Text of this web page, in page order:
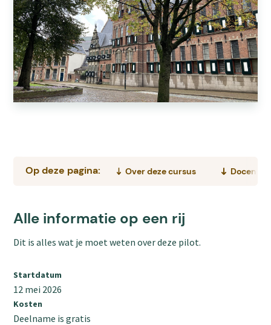
Op deze pagina: Over deze cursus Docent
Alle informatie op een rij
Dit is alles wat je moet weten over deze pilot.
Startdatum
12 mei 2026
Kosten
Deelname is gratis